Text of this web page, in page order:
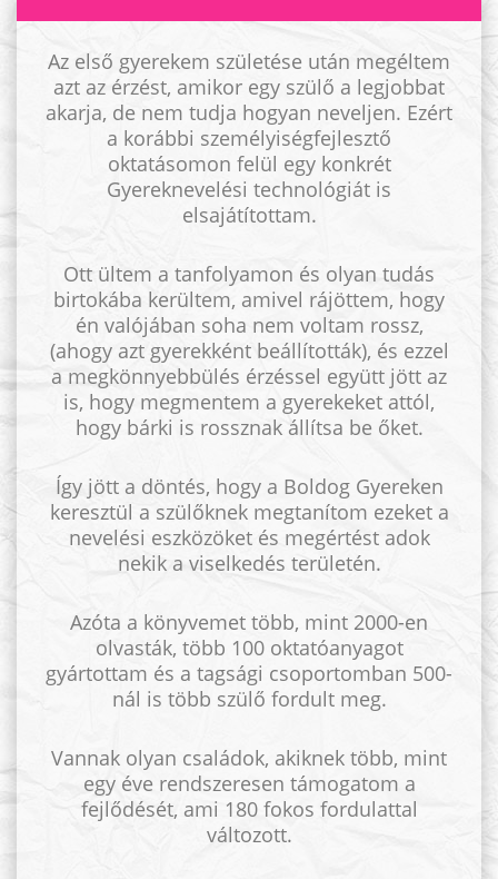
Az első gyerekem születése után megéltem
azt az érzést, amikor egy szülő a legjobbat
akarja, de nem tudja hogyan neveljen. Ezért
a korábbi személyiségfejlesztő
oktatásomon felül egy konkrét
Gyereknevelési technológiát is
elsajátítottam.
Ott ültem a tanfolyamon és olyan tudás
birtokába kerültem, amivel rájöttem, hogy
én valójában soha nem voltam rossz,
(ahogy azt gyerekként beállították), és ezzel
a megkönnyebbülés érzéssel együtt jött az
is, hogy megmentem a gyerekeket attól,
hogy bárki is rossznak állítsa be őket.
Így jött a döntés, hogy a Boldog Gyereken
keresztül a szülőknek megtanítom ezeket a
nevelési eszközöket és megértést adok
nekik a viselkedés területén.
Azóta a könyvemet több, mint 2000-en
olvasták, több 100 oktatóanyagot
gyártottam és a tagsági csoportomban 500-
nál is több szülő fordult meg.
Vannak olyan családok, akiknek több, mint
egy éve rendszeresen támogatom a
fejlődését, ami 180 fokos fordulattal
változott.